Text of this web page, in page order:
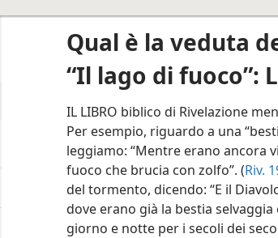
Qual è la veduta
“Il lago di fuoco”:
IL LIBRO biblico di Rivelazione
Per esempio, riguardo a una
leggiamo: “Mentre erano ancora
fuoco che brucia con zolfo”. (Riv.
del tormento, dicendo: “E il
dove erano già la bestia
giorno e notte per i secoli dei